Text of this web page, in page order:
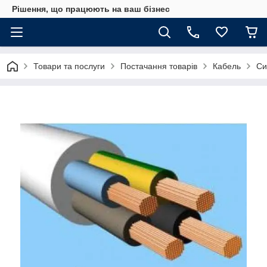
Рішення, що працюють на ваш бізнес
Товари та послуги Постачання товарів Кабель